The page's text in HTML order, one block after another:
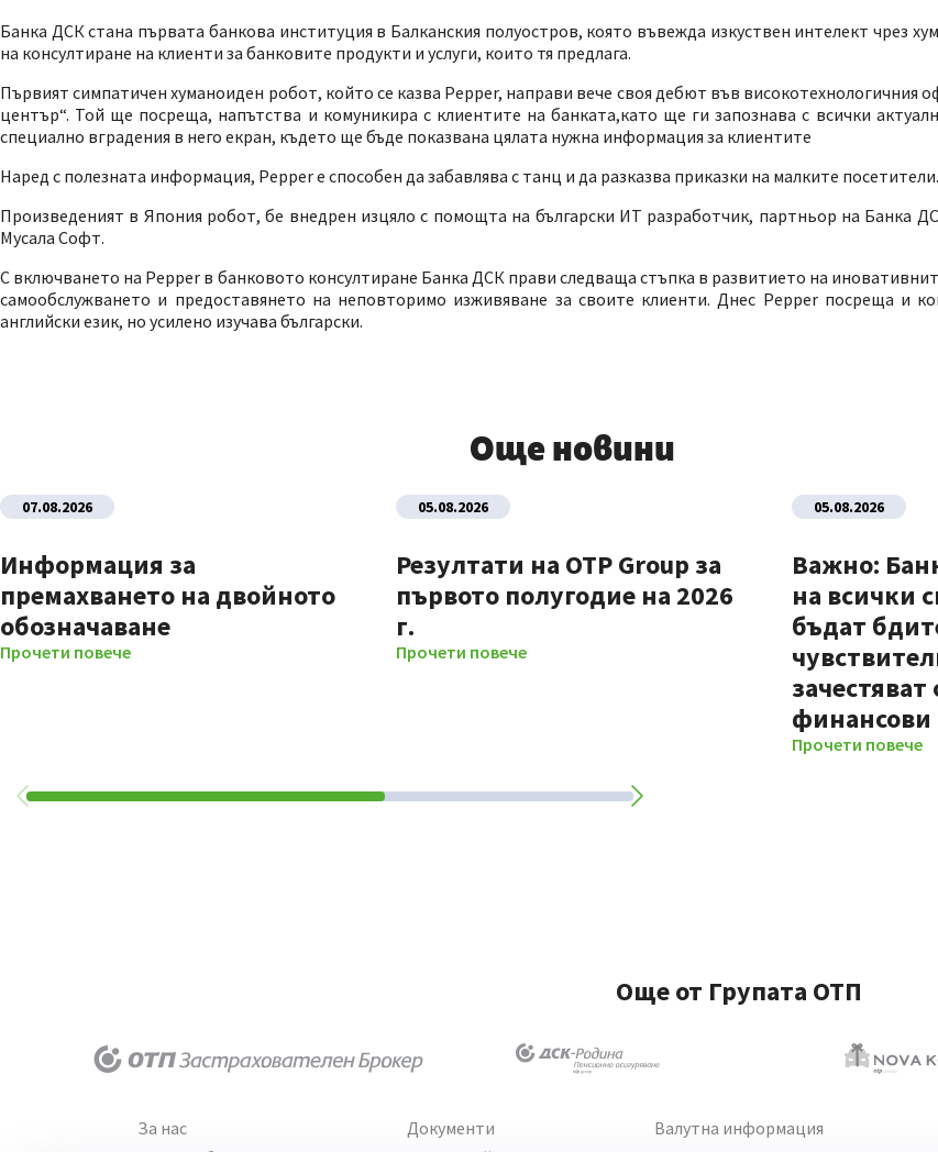
Банка ДСК стана първата банкова институция в Балканския полуостров, която въвежда изкуствен интелект чрез
на консултиране на клиенти за банковите продукти и услуги, които тя предлага.
Първият симпатичен хуманоиден робот, който се казва Pepper, направи вече своя дебют във високотехнологичния
център“. Той ще посреща, напътства и комуникира с клиентите на банката,като ще ги запознава с всички
специално вградения в него екран, където ще бъде показвана цялата нужна информация за клиентите
Наред с полезната информация, Pepper е способен да забавлява с танц и да разказва приказки на малките посетители.
Произведеният в Япония робот, бе внедрен изцяло с помощта на български ИТ разработчик, партньор на Банка
Мусала Софт.
С включването на Pepper в банковото консултиране Банка ДСК прави следваща стъпка в развитието на
самообслужването и предоставянето на неповторимо изживяване за своите клиенти. Днес Pepper посреща и
английски език, но усилено изучава български.
Още новини
07.08.2026
Информация за
премахването на двойното
обозначаване
Прочети повече
05.08.2026
Резултати на OTP Group за
първото полугодие на 2026
г.
Прочети повече
05.08.2026
Важно:
на всички
бъдат
Прочети повече
Още от Групата ОТП
За нас
Документи
Валутна информация